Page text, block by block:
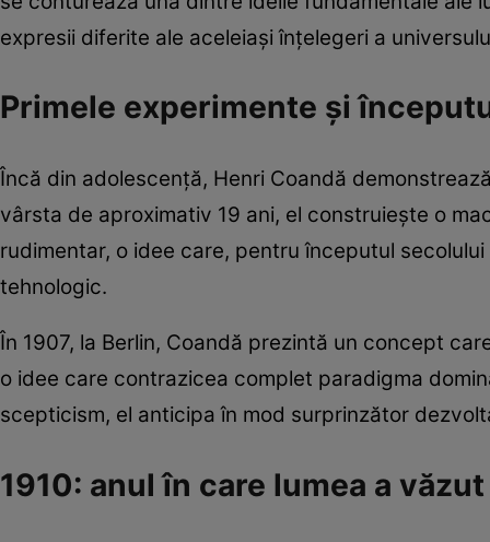
expresii diferite ale aceleiași înțelegeri a
Primele experimente și
Încă din adolescență, Henri Coandă
vârsta de aproximativ 19 ani, el construiește o
rudimentar, o idee care, pentru începutul
tehnologic.
În 1907, la Berlin, Coandă prezintă un concept
o idee care contrazicea complet paradigma
scepticism, el anticipa în mod surprinzător
1910: anul în care lumea a